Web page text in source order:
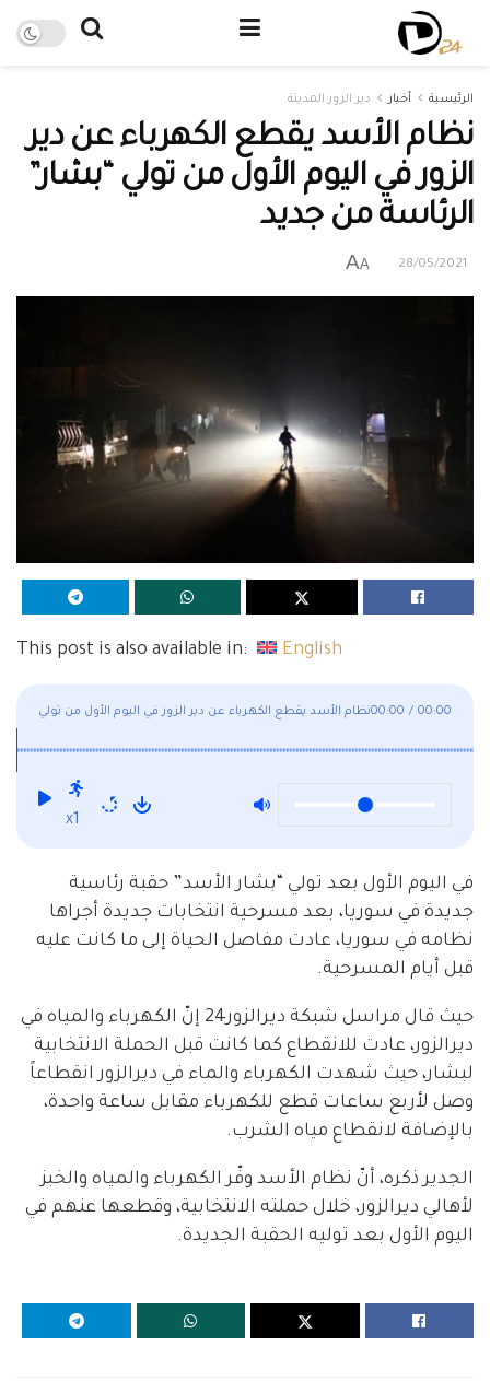
الرئيسية أخبار دير الزور المدينة
نظام الأسد يقطع الكهرباء عن دير
الزور في اليوم الأول من تولي “بشار”
الرئاسة من جديد
28/05/2021
A
A
This post is also available in: English
نظام الأسد يقطع الكهرباء عن دير الزور في اليوم الأول من تولي00:00 / 00:00
x1
في اليوم الأول بعد تولي “بشار الأسد” حقبة رئاسية
جديدة في سوريا، بعد مسرحية انتخابات جديدة أجراها
نظامه في سوريا، عادت مفاصل الحياة إلى ما كانت عليه
قبل أيام المسرحية.
حيث قال مراسل شبكة ديرالزور24 إنّ الكهرباء والمياه في
ديرالزور، عادت للانقطاع كما كانت قبل الحملة الانتخابية
لبشار، حيث شهدت الكهرباء والماء في ديرالزور انقطاعاً
وصل لأربع ساعات قطع للكهرباء مقابل ساعة واحدة،
بالإضافة لانقطاع مياه الشرب.
الجدير ذكره، أنّ نظام الأسد وفّر الكهرباء والمياه والخبز
لأهالي ديرالزور، خلال حملته الانتخابية، وقطعها عنهم في
اليوم الأول بعد توليه الحقبة الجديدة.